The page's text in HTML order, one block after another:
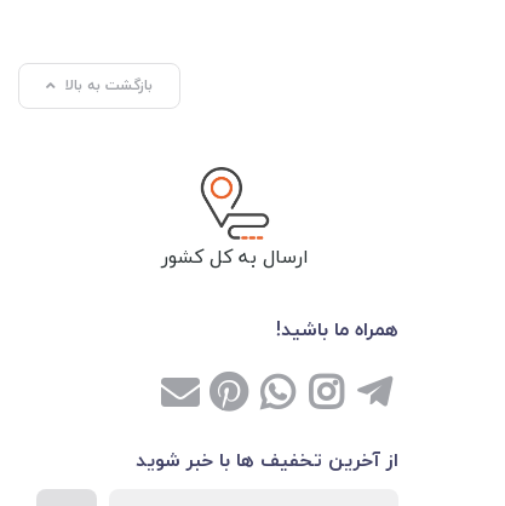
بازگشت به بالا
ارسال به کل کشور
همراه ما باشید!
از آخرین تخفیف ها با خبر شوید